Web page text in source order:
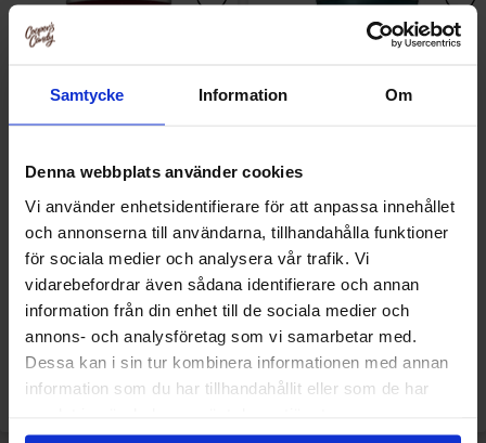
Samtycke Information Om
Denna webbplats använder cookies
Vi använder enhetsidentifierare för att anpassa innehållet
och annonserna till användarna, tillhandahålla funktioner
för sociala medier och analysera vår trafik. Vi
vidarebefordrar även sådana identifierare och annan
information från din enhet till de sociala medier och
annons- och analysföretag som vi samarbetar med.
Dessa kan i sin tur kombinera informationen med annan
information som du har tillhandahållit eller som de har
Dr Pepper Zero 330ml
28.90 kr/stk
Overvåke
Dr Pepper Cherry 355ml
30.90 kr/stk
Overvåke